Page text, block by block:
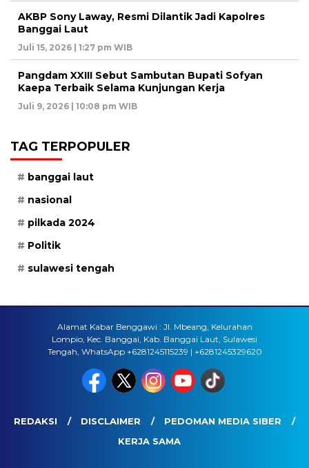
AKBP Sony Laway, Resmi Dilantik Jadi Kapolres
Banggai Laut
Juli 15, 2026 | 1:27 pm WIB
Pangdam XXIII Sebut Sambutan Bupati Sofyan
Kaepa Terbaik Selama Kunjungan Kerja
Juli 9, 2026 | 10:08 pm WIB
TAG TERPOPULER
banggai laut
nasional
pilkada 2024
Politik
sulawesi tengah
Alamat Kabar Benggawi : Jl. Mbeang, Kelurahan
Lompio, Kec. Banggai, Kab. Banggai Laut, Sulawesi
Tengah, WhatsApp +6281245115239 | +6281245329620
REDAKSI DISCLAIMER
PEDOMAN MEDIA SIBER
KERJA SAMA